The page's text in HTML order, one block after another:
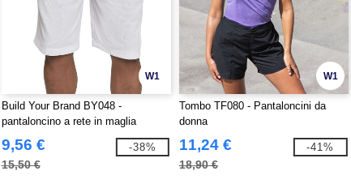
W1
Build Your Brand BY048 -
pantaloncino a rete in maglia
9,56 €
15,50 €
-38%
W1
Tombo TF080 - Pantaloncini da
donna
11,24 €
18,90 €
-41%